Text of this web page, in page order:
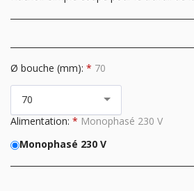
Ø bouche (mm): * 70
70
Alimentation: * Monophasé 230 V
Monophasé 230 V